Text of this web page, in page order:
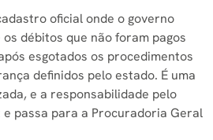
oficial onde o governo
débitos que não foram pagos
esgotados os procedimentos
definidos pelo estado. É uma
e a responsabilidade pelo
passa para a Procuradoria Geral